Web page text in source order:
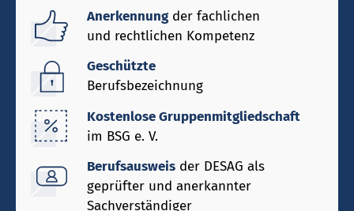
Anerkennungder fachlichen
und rechtlichen Kompetenz
Geschützte
Berufsbezeichnung
Kostenlose Gruppenmitgliedschaft
im BSG e. V.
Berufsausweis der DESAG als
geprüfter und anerkannter
Sachverständiger